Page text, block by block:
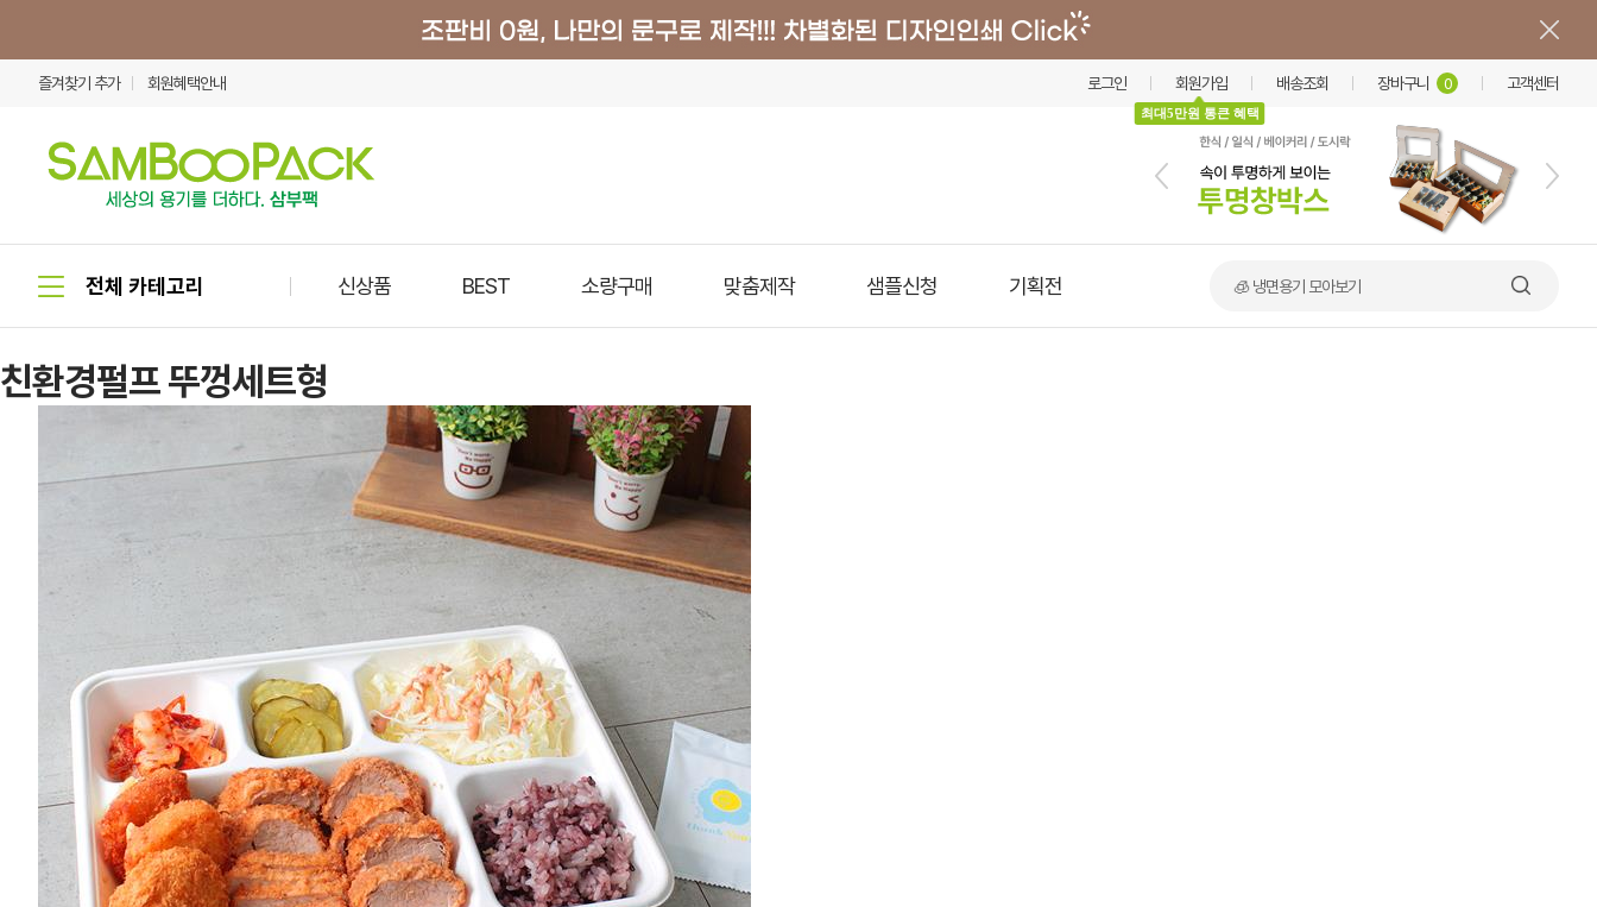
즐겨찾기 추가 회원혜택안내 로그인 회원가입
최대5만원 통큰 혜택
배송조회 장바구니 0 고객센터
신상품 BEST 소량구매 맞춤제작 샘플신청 기획전 🧊 냉면용기 모아보기
친환경펄프 뚜껑세트형